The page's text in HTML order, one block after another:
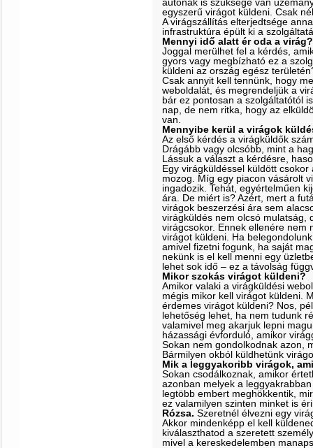
egyszerű virágot küldeni. Csak
A virágszállítás elterjedtsége
infrastruktúra épült ki a
Mennyi idő alatt ér oda a virág?
Joggal merülhet fel a kérdés,
gyors vagy megbízható ez a
küldeni az ország egész
Csak annyit kell tennünk, hogy
weboldalát, és megrendeljük a
bár ez pontosan a szolgáltatótól
nap, de nem ritka, hogy az
van.
Mennyibe kerül a virágok
Az első kérdés a virágküldők
Drágább vagy olcsóbb, mint a
Lássuk a választ a kérdésre,
Egy virágküldéssel küldött
mozog. Míg egy piacon vásárolt
ingadozik. Tehát, egyértelműen
ára. De miért is? Azért, mert a
virágok beszerzési ára sem
virágküldés nem olcsó mulatság,
virágcsokor. Ennek ellenére nem
virágot küldeni. Ha
amivel fizetni fogunk, ha saját
nekünk is el kell menni egy
lehet sok idő – ez a távolság
Mikor szokás virágot küldeni?
Amikor valaki a virágküldési
mégis mikor kell virágot küldeni.
érdemes virágot küldeni? Nos,
lehetőség lehet, ha nem tudunk
valamivel meg akarjuk lepni
házassági évforduló, amikor
Sokan nem gondolkodnak azon,
Bármilyen okból küldhetünk
Mik a leggyakoribb virágok,
Sokan csodálkoznak, amikor
azonban melyek a
legtöbb embert meghökkentik,
ez valamilyen szinten minket is
Rózsa. Szeretnél élvezni egy
Akkor mindenképp el kell
kiválaszthatod a szeretett
mivel a kereskedelemben